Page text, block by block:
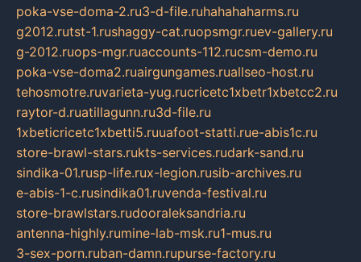
poka-vse-doma-2.ru3-d-file.ruhahahaharms.ru
g2012.rutst-1.rushaggy-cat.ruopsmgr.ruev-gallery.ru
g-2012.ruops-mgr.ruaccounts-112.rucsm-demo.ru
poka-vse-doma2.ruairgungames.ruallseo-host.ru
tehosmotre.ruvarieta-yug.rucricetc1xbetr1xbetcc2.ru
raytor-d.ruatillagunn.ru3d-file.ru
1xbeticricetc1xbetti5.ruuafoot-statti.rue-abis1c.ru
store-brawl-stars.rukts-services.rudark-sand.ru
sindika-01.rusp-life.rux-legion.rusib-archives.ru
e-abis-1-c.rusindika01.ruvenda-festival.ru
store-brawlstars.rudooraleksandria.ru
antenna-highly.rumine-lab-msk.ru1-mus.ru
3-sex-porn.ruban-damn.rupurse-factory.ru